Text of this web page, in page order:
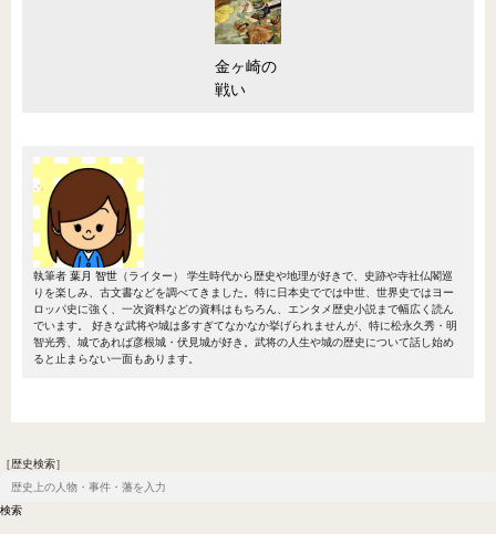
金ヶ崎の
戦い
執筆者 葉月 智世 （ライター）
学生時代から歴史や地理が好きで、史跡や寺社仏閣巡
りを楽しみ、古文書などを調べてきました。特に日本史ででは中世、世界史ではヨー
ロッパ史に強く、一次資料などの資料はもちろん、エンタメ歴史小説まで幅広く読ん
でいます。 好きな武将や城は多すぎてなかなか挙げられませんが、特に松永久秀・明
智光秀、城であれば彦根城・伏見城が好き。武将の人生や城の歴史について話し始め
ると止まらない一面もあります。
［歴史検索］